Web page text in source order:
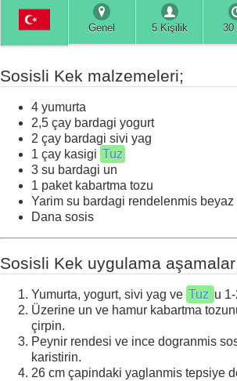
Genel 5 Kişilik 30
Sosisli Kek malzemeleri;
4 yumurta
2,5 çay bardagi yogurt
2 çay bardagi sivi yag
1 çay kasigi Tuz
3 su bardagi un
1 paket kabartma tozu
Yarim su bardagi rendelenmis beyaz
Dana sosis
Sosisli Kek uygulama
Yumurta, yogurt, sivi yag ve Tuz u
Üzerine un ve hamur kabartma
çirpin.
Peynir rendesi ve ince dogranmis
karistirin.
26 cm çapindaki yaglanmis tepsiye